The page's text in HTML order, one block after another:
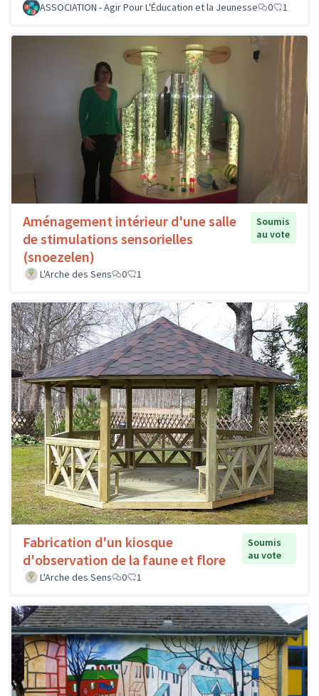
ASSOCIATION - Agir Pour L'Éducation et la Jeunesse
0 1
Aménagement intérieur d'une salle
de stimulations sensorielles
(snoezelen)
Soumis
au vote
L'Arche des Sens 0 1
Fabrication d'un kiosque
d'observation de la faune et flore
Soumis
au vote
L'Arche des Sens
0 1